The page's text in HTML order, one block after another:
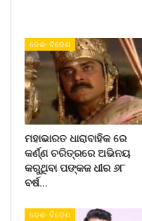
ଦେଶ- ବିଦେଶ
ମହାଭାରତ ଧାରାବାହିକ ରେ
କର୍ଣ୍ଣ ଚରିତ୍ରରେ ଅଭିନୟ
କରୁଥିବା ପଙ୍କଜ ଧୀର ୬୮
ବର୍ଷ…
ଦେଶ- ବିଦେଶ